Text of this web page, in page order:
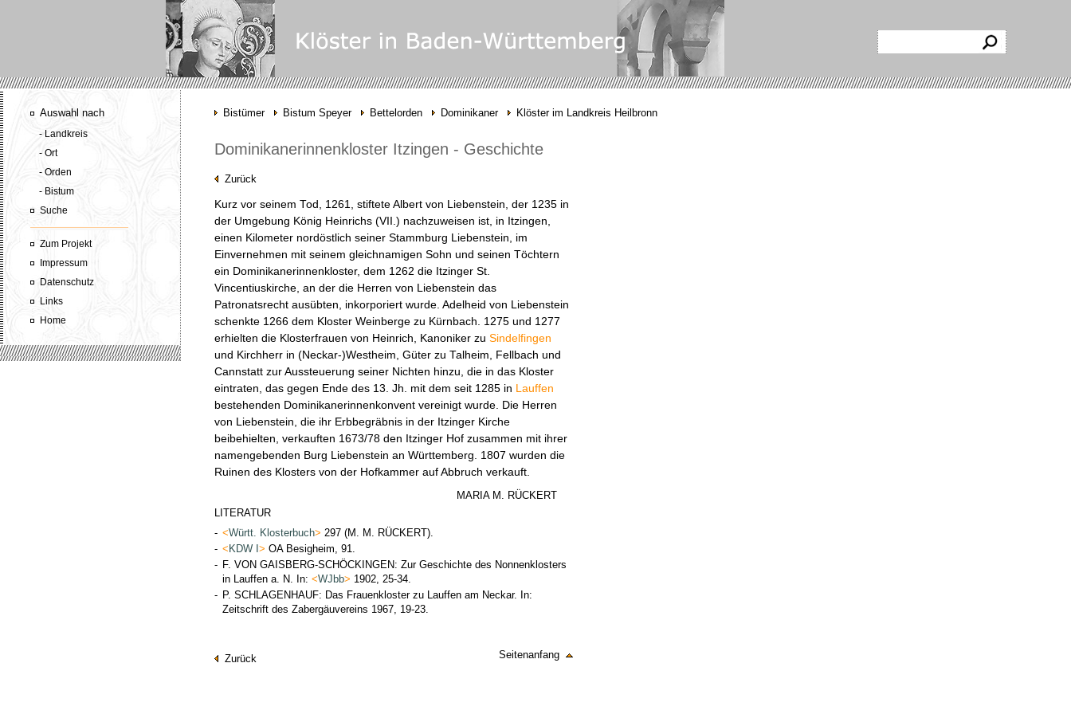
Auswahl nach
- Landkreis
- Ort
- Orden
- Bistum
Suche
Zum Projekt
Impressum
Datenschutz
Links
Home
Bistümer Bistum Speyer Bettelorden Dominikaner Klöster im Landkreis Heilbronn
Dominikanerinnenkloster Itzingen - Geschichte
Zurück
Kurz vor seinem Tod, 1261, stiftete Albert von Liebenstein, der 1235 in
der Umgebung König Heinrichs (VII.) nachzuweisen ist, in Itzingen,
einen Kilometer nordöstlich seiner Stammburg Liebenstein, im
Einvernehmen mit seinem gleichnamigen Sohn und seinen Töchtern
ein Dominikanerinnenkloster, dem 1262 die Itzinger St.
Vincentiuskirche, an der die Herren von Liebenstein das
Patronatsrecht ausübten, inkorporiert wurde. Adelheid von Liebenstein
schenkte 1266 dem Kloster Weinberge zu Kürnbach. 1275 und 1277
erhielten die Klosterfrauen von Heinrich, Kanoniker zu Sindelfingen
und Kirchherr in (Neckar-)Westheim, Güter zu Talheim, Fellbach und
Cannstatt zur Aussteuerung seiner Nichten hinzu, die in das Kloster
eintraten, das gegen Ende des 13. Jh. mit dem seit 1285 in Lauffen
bestehenden Dominikanerinnenkonvent vereinigt wurde. Die Herren
von Liebenstein, die ihr Erbbegräbnis in der Itzinger Kirche
beibehielten, verkauften 1673/78 den Itzinger Hof zusammen mit ihrer
namengebenden Burg Liebenstein an Württemberg. 1807 wurden die
Ruinen des Klosters von der Hofkammer auf Abbruch verkauft.
MARIA M. RÜCKERT
LITERATUR
- <Württ. Klosterbuch> 297 (M. M. RÜCKERT).
- < KDW I > OA Besigheim, 91.
- F. VON GAISBERG-SCHÖCKINGEN: Zur Geschichte des Nonnenklosters
in Lauffen a. N. In: <WJbb> 1902, 25-34.
- P. SCHLAGENHAUF: Das Frauenkloster zu Lauffen am Neckar. In:
Zeitschrift des Zabergäuvereins 1967, 19-23.
Zurück Seitenanfang